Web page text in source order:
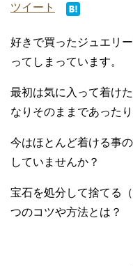
ツイート
好きで買ったジュエリ
ってしまっています。
最初は気に入って着け
なりそのままであったり
今はほとんど着ける事
していませんか？
宝石を処分して捨てる
つのコツや方法とは？